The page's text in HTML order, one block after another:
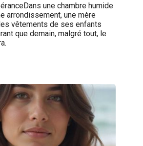
une chambre humide
arrondissement, une mère
vêtements de ses enfants
que demain, malgré tout, le